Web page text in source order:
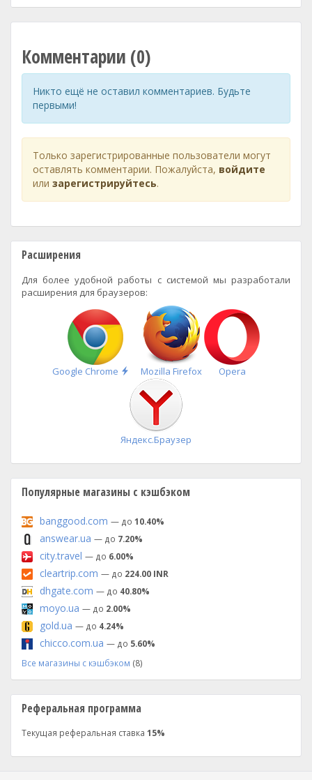
Комментарии (0)
Никто ещё не оставил комментариев. Будьте
первыми!
Только зарегистрированные пользователи могут
оставлять комментарии. Пожалуйста, войдите
или зарегистрируйтесь.
Расширения
Для более удобной работы с системой мы разработали
расширения для браузеров:
Google Chrome
Быстрая
установка
Mozilla Firefox Opera
Яндекс.Браузер
Популярные магазины с кэшбэком
banggood.com — до 10.40%
answear.ua — до 7.20%
city.travel — до 6.00%
cleartrip.com — до 224.00 INR
dhgate.com — до 40.80%
moyo.ua — до 2.00%
gold.ua — до 4.24%
chicco.com.ua — до 5.60%
Все магазины с кэшбэком (8)
Реферальная программа
Текущая реферальная ставка 15%